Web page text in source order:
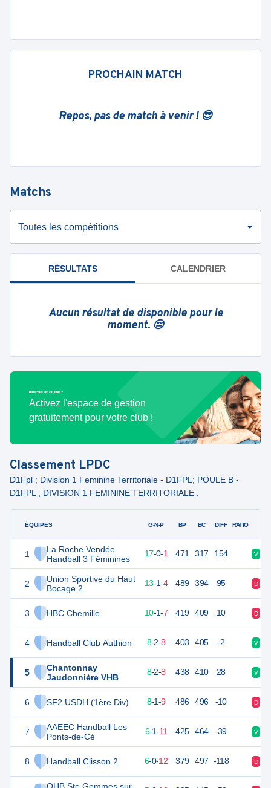
PROCHAIN MATCH
Repos, pas de match à venir ! 😎
Matchs
Toutes les compétitions
RÉSULTATS CALENDRIER
Aucun résultat de disponible pour le
moment. 😔
Bénévole de ce club ?
Activez l'espace de gestion
gratuitement pour votre club !
Classement LPDC
D1Fpl ; Division 1 Feminine Territoriale - D1FPL; POULE B -
D1FPL ; DIVISION 1 FEMININE TERRITORIALE ;
ÉQUIPES
1
La Roche Vendée
Handball 3 Féminines
2
Union Sportive du Haut
Bocage 2
3 HBC Chemille
4 Handball Club Authion
5
Chantonnay
Jaudonnière VHB
6 SF2 USDH (1ère Div)
7
AAEEC Handball Les
Ponts-de-Cé
8 Handball Clisson 2
G-N-P BP BC DIFF RATIO
52 17-0-1 471 317 154 V
45 18 13-1-4 489 394 95 D
10-1-7 419 409 10 D
36 18 8-2-8 403 405 -2 V
36 8-2-8 438 410 28 V
35 18 8-1-9 486 496 -10 D
30 18 6-1-11 425 464 -39 V
30 6-0-12 379 497 -118 D